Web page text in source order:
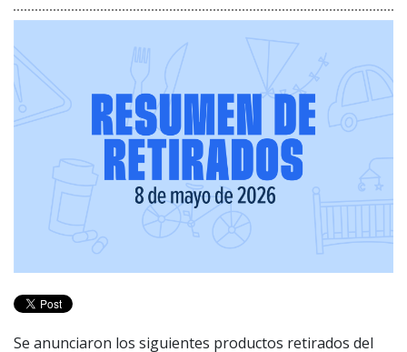
Se anunciaron los siguientes productos retirados del